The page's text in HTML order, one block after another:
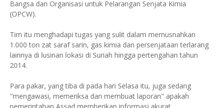
Bangsa dan Organisasi untuk Pelarangan Senjata Kimia
(OPCW).
Tim itu menghadapi tugas yang sulit dalam memusnahkan
1.000 ton zat saraf sarin, gas kimia dan persenjataan terlarang
lainnya di lusinan lokasi di Suriah hingga pertengahan tahun
2014.
Para pakar, yang tiba di pada hari Selasa itu, juga sedang
"mengawasi, memeriksa dan membuat laporan" apakah